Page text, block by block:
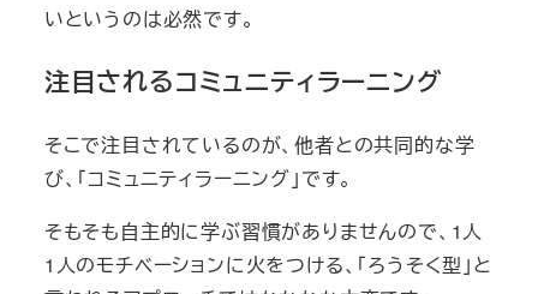
いというのは必然です。
注目されるコミュニティラーニング
そこで注目されているのが、他者との共同的な学
び、「コミュニティラーニング」です。
そもそも自主的に学ぶ習慣がありませんので、1人
1人のモチベーションに火をつける、「ろうそく型」と